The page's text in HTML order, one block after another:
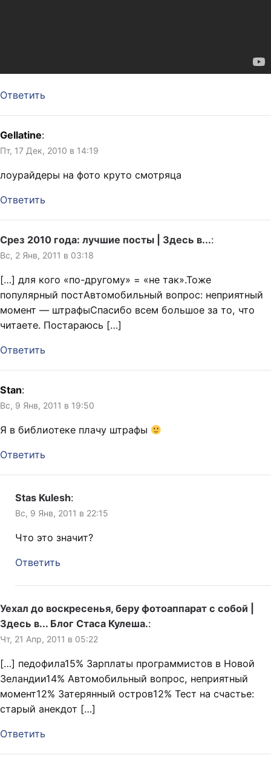
Ответить
Gellatine:
Пт, 17 Дек, 2010 в 14:19
лоурайдеры на фото круто смотряца
Ответить
Срез 2010 года: лучшие посты | Здесь в...:
Вс, 2 Янв, 2011 в 03:18
[…] для кого «по-другому» = «не так».Тоже
популярный постАвтомобильный вопрос: неприятный
момент — штрафыСпасибо всем большое за то, что
читаете. Постараюсь […]
Ответить
Stan:
Вс, 9 Янв, 2011 в 19:50
Я в библиотеке плачу штрафы
Ответить
Stas Kulesh:
Вс, 9 Янв, 2011 в 22:15
Что это значит?
Ответить
Уехал до воскресенья, беру фотоаппарат с собой |
Здесь в... Блог Стаса Кулеша.:
Чт, 21 Апр, 2011 в 05:22
[…] педофила15% Зарплаты программистов в Новой
Зеландии14% Автомобильный вопрос, неприятный
момент12% Затерянный остров12% Тест на счастье:
старый анекдот […]
Ответить